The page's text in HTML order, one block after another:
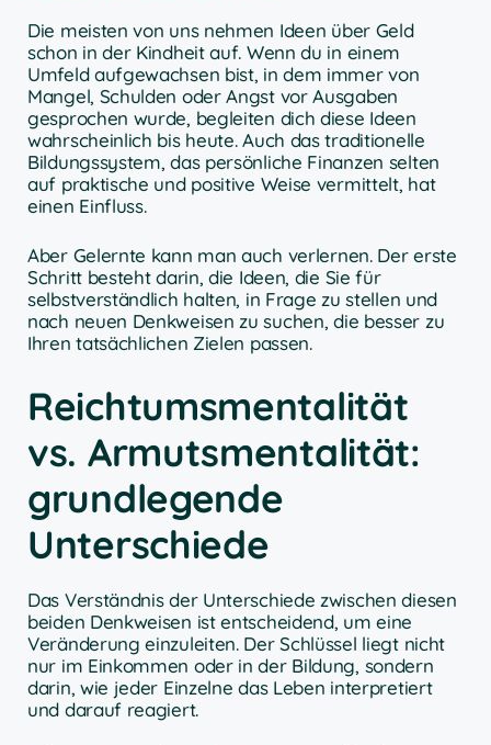
Die meisten von uns nehmen Ideen über Geld
schon in der Kindheit auf. Wenn du in einem
Umfeld aufgewachsen bist, in dem immer von
Mangel, Schulden oder Angst vor Ausgaben
gesprochen wurde, begleiten dich diese Ideen
wahrscheinlich bis heute. Auch das traditionelle
Bildungssystem, das persönliche Finanzen selten
auf praktische und positive Weise vermittelt, hat
einen Einfluss.
Aber Gelernte kann man auch verlernen. Der erste
Schritt besteht darin, die Ideen, die Sie für
selbstverständlich halten, in Frage zu stellen und
nach neuen Denkweisen zu suchen, die besser zu
Ihren tatsächlichen Zielen passen.
Reichtumsmentalität
vs. Armutsmentalität:
grundlegende
Unterschiede
Das Verständnis der Unterschiede zwischen diesen
beiden Denkweisen ist entscheidend, um eine
Veränderung einzuleiten. Der Schlüssel liegt nicht
nur im Einkommen oder in der Bildung, sondern
darin, wie jeder Einzelne das Leben interpretiert
und darauf reagiert.